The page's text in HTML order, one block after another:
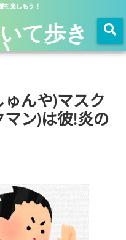
を楽しもう！
て歩き
んや)マスク
マン)は彼!炎の